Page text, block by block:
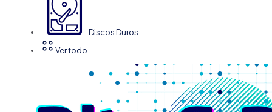
Discos Duros
Ver todo